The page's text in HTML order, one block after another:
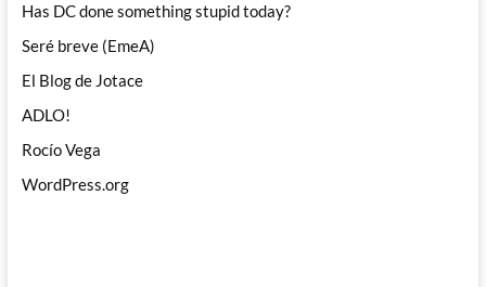
Has DC done something stupid today?
Seré breve (EmeA)
El Blog de Jotace
ADLO!
Rocío Vega
WordPress.org